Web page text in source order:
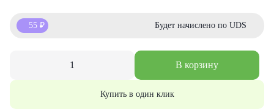
из лизиантусов
с гипсофилами
наборы
флористика
Будет начислено по UDS
55 ₽
В корзину
Купить в один клик